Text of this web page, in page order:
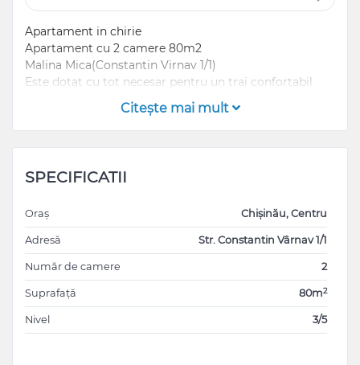
Apartament in chirie
Apartament cu 2 camere 80m2
Malina Mica(Constantin Virnav 1/1)
Este dotat cu tot necesar pentru un trai confortabil
Citeşte mai mult
SPECIFICATII
Oraș Chișinău, Centru
Adresă Str. Constantin Vârnav 1/1
Număr de camere 2
Suprafață 80m2
Nivel 3/5